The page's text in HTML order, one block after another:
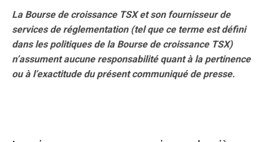
La Bourse de croissance TSX et son fournisseur de
services de réglementation (tel que ce terme est défini
dans les politiques de la Bourse de croissance TSX)
n’assument aucune responsabilité quant à la pertinence
ou à l’exactitude du présent communiqué de presse.